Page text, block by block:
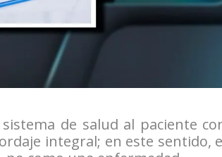
de salud al paciente
integral; en este sentido,